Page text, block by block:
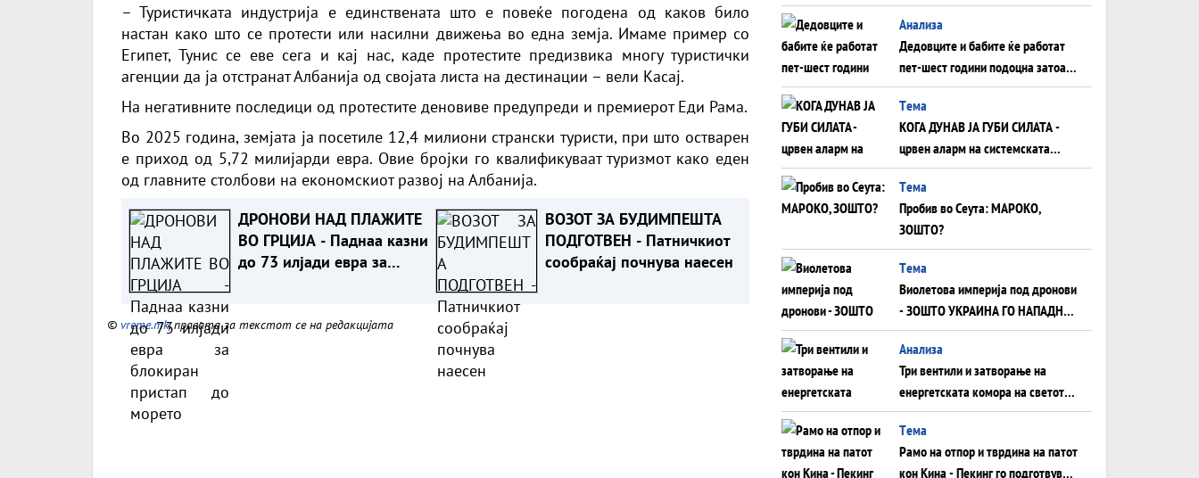
– Туристичката индустрија е единствената што е повеќе погодена од каков било
настан како што се протести или насилни движења во една земја. Имаме пример со
Египет, Тунис се еве сега и кај нас, каде протестите предизвика многу туристички
агенции да ја отстранат Албанија од својата листа на дестинации – вели Касај.
На негативните последици од протестите деновиве предупреди и премиерот Еди Рама.
Во 2025 година, земјата ја посетиле 12,4 милиони странски туристи, при што остварен
е приход од 5,72 милијарди евра. Овие бројки го квалификуваат туризмот како еден
од главните столбови на економскиот развој на Албанија.
ДРОНОВИ НАД ПЛАЖИТЕ
ВО ГРЦИЈА - Паднаа казни
до 73 илјади евра за
ВОЗОТ ЗА БУДИМПЕШТА
ПОДГОТВЕН - Патничкиот
сообраќај почнува наесен
© vreme.mk, правата за текстот се на редакцијата
Анализа
Дедовците и бабите ќе работат
пет-шест години подоцна затоа
што НЕМААТ ВНУЦИ ДА ГИ
ЗАМЕНАТ
Tема
КОГА ДУНАВ ЈА ГУБИ СИЛАТА -
црвен аларм на системската
плоча од јужна Германија до
Црното Море...
Tема
Пробив во Сеута: МАРОКО,
ЗОШТО?
Tема
Виолетова империја под дронови
- ЗОШТО УКРАИНА ГО НАПАДНА
РУСКИОТ WILDBERRIES
Aнализа
Три вентили и затворање на
енергетската комора на светот:
Нападот во Суец најавува
глобален енергетски инфаркт?
Tема
Рамо на отпор и тврдина на патот
кон Кина - Пекинг го подготвува